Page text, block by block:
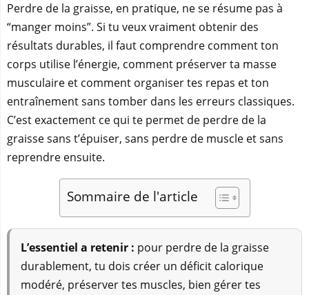
Perdre de la graisse, en pratique, ne se résume pas à
“manger moins”. Si tu veux vraiment obtenir des
résultats durables, il faut comprendre comment ton
corps utilise l’énergie, comment préserver ta masse
musculaire et comment organiser tes repas et ton
entraînement sans tomber dans les erreurs classiques.
C’est exactement ce qui te permet de perdre de la
graisse sans t’épuiser, sans perdre de muscle et sans
reprendre ensuite.
Sommaire de l'article
L’essentiel a retenir : pour perdre de la graisse
durablement, tu dois créer un déficit calorique
modéré, préserver tes muscles, bien gérer tes